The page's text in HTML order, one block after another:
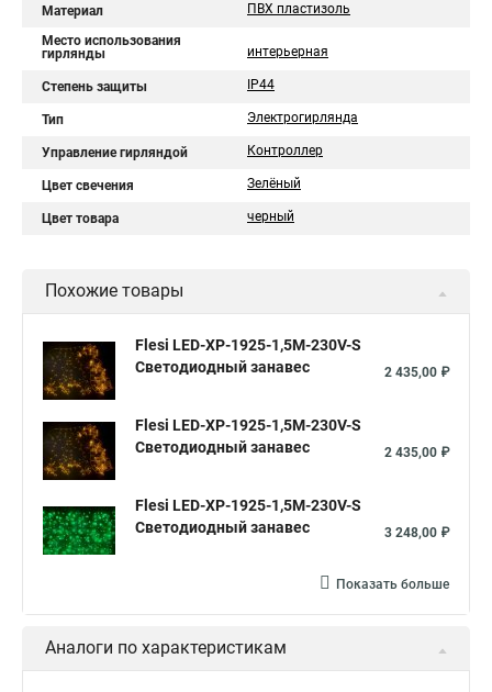
Материал ПВХ пластизоль
Место использования
гирлянды
интерьерная
Степень защиты IP44
Тип Электрогирлянда
Управление гирляндой Контроллер
Цвет свечения Зелёный
Цвет товара черный
Похожие товары
Flesi LED-XP-1925-1,5M-230V-S
Светодиодный занавес
2 435,00 ₽
Flesi LED-XP-1925-1,5M-230V-S
Светодиодный занавес
2 435,00 ₽
Flesi LED-XP-1925-1,5M-230V-S
Светодиодный занавес
3 248,00 ₽
Показать больше
Аналоги по характеристикам